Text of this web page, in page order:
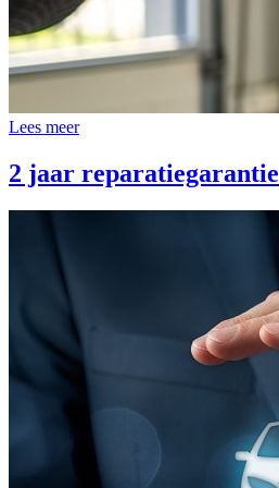
Lees meer
2 jaar reparatiegarantie